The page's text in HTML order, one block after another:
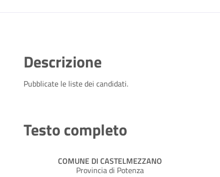
Descrizione
Pubblicate le liste dei candidati.
Testo completo
COMUNE DI CASTELMEZZANO
Provincia di Potenza